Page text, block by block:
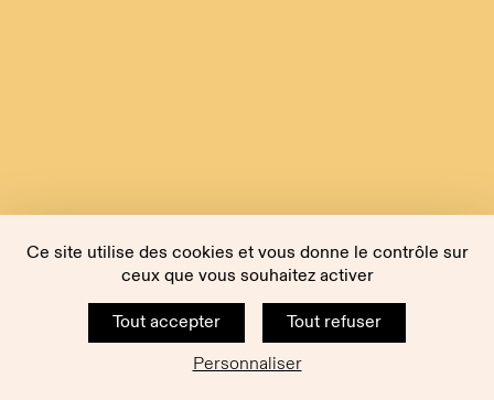
Ce site utilise des cookies et vous donne le contrôle sur
ceux que vous souhaitez activer
Tout accepter
Tout refuser
Personnaliser